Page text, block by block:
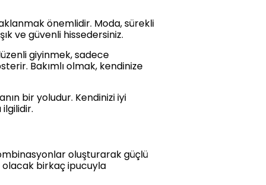
önemlidir. Moda, sürekli
ve güvenli hissedersiniz.
giyinmek, sadece
Bakımlı olmak, kendinize
bir yoludur. Kendinizi iyi
oluşturarak güçlü
olacak birkaç ipucuyla